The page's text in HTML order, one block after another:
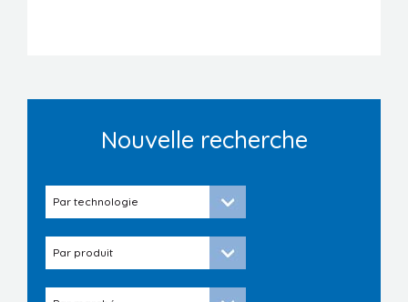
Nouvelle recherche